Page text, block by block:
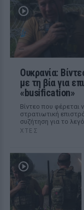
Ουκρανία:
με τη βία για
«busification»
Βίντεο που φέρεται
στρατιωτική
συζήτηση για το
ΧΤΕΣ